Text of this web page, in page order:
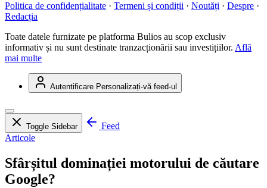
Politica de confidențialitate · Termeni și condiții · Noutăți · Despre ·
Redacția
Toate datele furnizate pe platforma Bulios au scop exclusiv
informativ și nu sunt destinate tranzacționării sau investițiilor. Află
mai multe
Autentificare Personalizați-vă feed-ul
Toggle Sidebar
Feed
Articole
Sfârșitul dominației motorului de căutare
Google?